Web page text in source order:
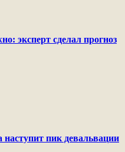
эксперт сделал прогноз
наступит пик девальвации